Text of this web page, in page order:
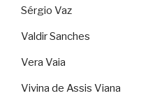
Sérgio Vaz
Valdir Sanches
Vera Vaia
Vivina de Assis Viana